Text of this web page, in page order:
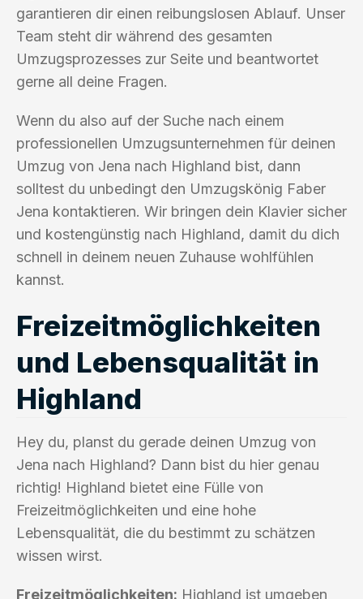
garantieren dir einen reibungslosen Ablauf. Unser
Team steht dir während des gesamten
Umzugsprozesses zur Seite und beantwortet
gerne all deine Fragen.
Wenn du also auf der Suche nach einem
professionellen Umzugsunternehmen für deinen
Umzug von Jena nach Highland bist, dann
solltest du unbedingt den Umzugskönig Faber
Jena kontaktieren. Wir bringen dein Klavier sicher
und kostengünstig nach Highland, damit du dich
schnell in deinem neuen Zuhause wohlfühlen
kannst.
Freizeitmöglichkeiten
und Lebensqualität in
Highland
Hey du, planst du gerade deinen Umzug von
Jena nach Highland? Dann bist du hier genau
richtig! Highland bietet eine Fülle von
Freizeitmöglichkeiten und eine hohe
Lebensqualität, die du bestimmt zu schätzen
wissen wirst.
Freizeitmöglichkeiten: Highland ist umgeben